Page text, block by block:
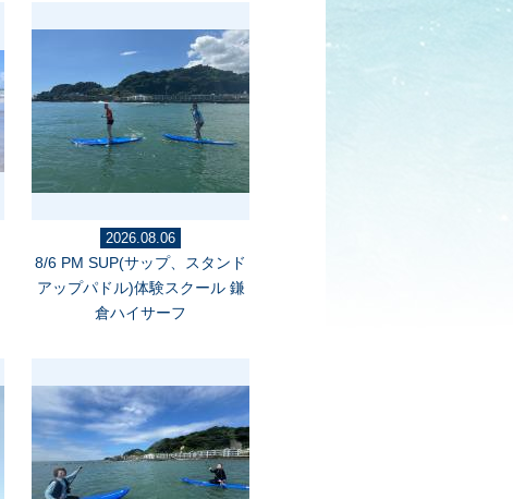
2026.08.06
8/6 PM SUP(サップ、スタンド
アップパドル)体験スクール 鎌
倉ハイサーフ